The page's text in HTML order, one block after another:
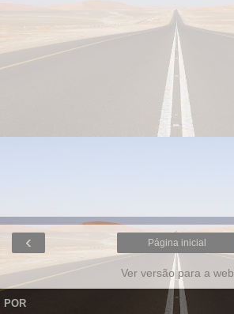
‹ Página inicial
Ver versão para a web
POR